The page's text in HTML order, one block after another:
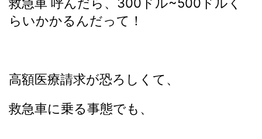
らいかかるんだって！
高額医療請求が恐ろしくて、
救急車に乗る事態でも、